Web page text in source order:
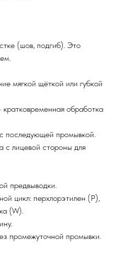
(шов, подгиб). Это
мягкой щёткой или губкой
обработка
последующей промывкой.
с лицевой стороны для
предвыводки.
цикл: перхлорэтилен (P),
(W).
промежуточной промывки.